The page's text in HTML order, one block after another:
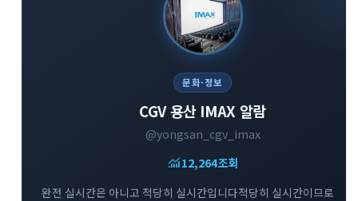
문화·정보
CGV 용산 IMAX 알람
@yongsan_cgv_imax
monitoring12,264조회
완전 실시간은 아니고 적당히 실시간입니다적당히 실시간이므로